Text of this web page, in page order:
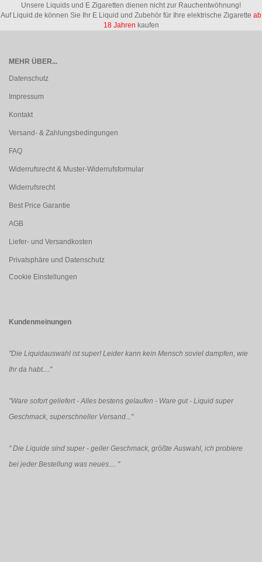
Unsere Liquids und E Zigaretten dienen nicht zur Rauchentwöhnung!
Auf Liquid.de können Sie Ihr E Liquid und Zubehör für Ihre elektrische Zigarette ab
18 Jahren kaufen
MEHR ÜBER...
Datenschutz
Impressum
Kontakt
Versand- & Zahlungsbedingungen
FAQ
Widerrufsrecht & Muster-Widerrufsformular
Widerrufsrecht
Best Price Garantie
AGB
Liefer- und Versandkosten
Privatsphäre und Datenschutz
Cookie Einstellungen
Kundenmeinungen
"Die Liquidauswahl ist super! Leider kann kein Mensch soviel dampfen, wie
Ihr da habt...."
"Ware sofort geliefert - Alles bestens gelaufen - Ware gut - Liquid super
Geschmack, superschneller Versand..."
"Die Liquide sind super - geiler Geschmack, größte Auswahl, ich probiere
bei jeder Bestellung was neues.... "